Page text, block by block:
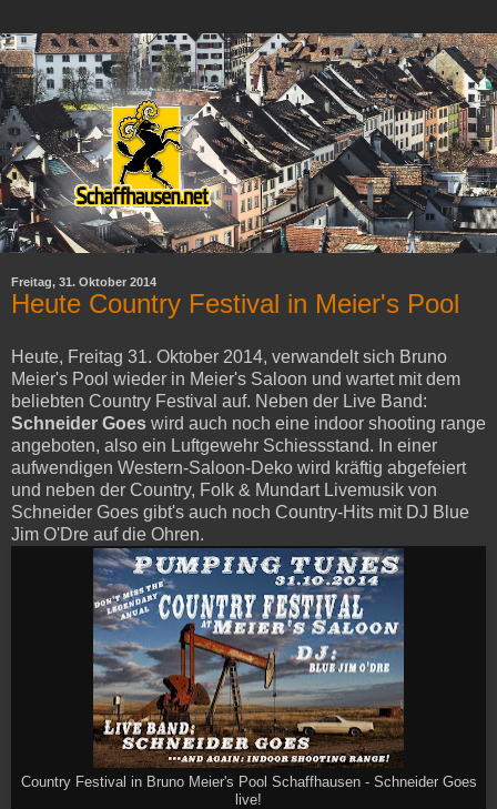
Freitag, 31. Oktober 2014
Heute Country Festival in Meier's Pool
Heute, Freitag 31. Oktober 2014, verwandelt sich Bruno
Meier's Pool wieder in Meier's Saloon und wartet mit dem
beliebten Country Festival auf. Neben der Live Band:
Schneider Goes wird auch noch eine indoor shooting range
angeboten, also ein Luftgewehr Schiessstand. In einer
aufwendigen Western-Saloon-Deko wird kräftig abgefeiert
und neben der Country, Folk & Mundart Livemusik von
Schneider Goes gibt's auch noch Country-Hits mit DJ Blue
Jim O'Dre auf die Ohren.
Country Festival in Bruno Meier's Pool Schaffhausen - Schneider Goes
live!